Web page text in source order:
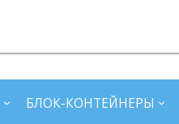
БЛОК-КОНТЕЙНЕРЫ